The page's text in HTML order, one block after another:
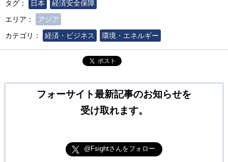
タグ： 日本
経済安全保障
エリア：
アジア
カテゴリ：
経済・ビジネス 環境・エネルギー
ポスト
フォーサイト最新記事のお知らせを
受け取れます。
@Fsightさんをフォロー